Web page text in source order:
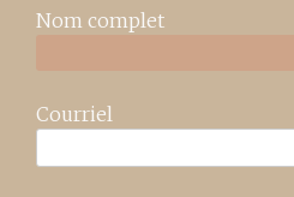
Nom complet
Courriel